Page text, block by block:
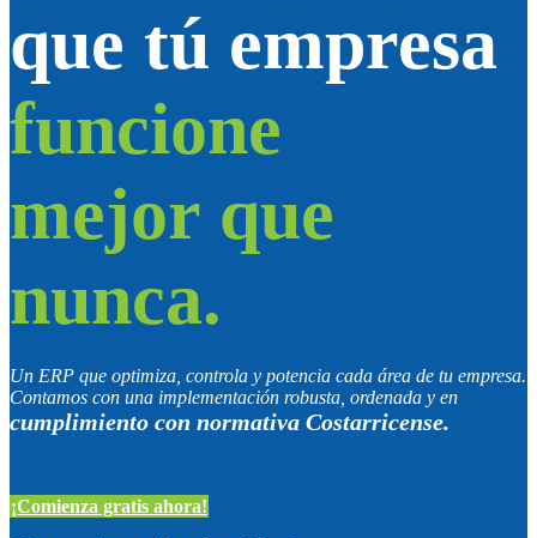
que tú empresa
funcione
mejor que
nunca.
Un ERP que optimiza, controla y potencia cada área de tu empresa.
Contamos con una implementación robusta, ordenada y en
cumplimiento con normativa Costarricense.
¡Comienza gratis ahora!